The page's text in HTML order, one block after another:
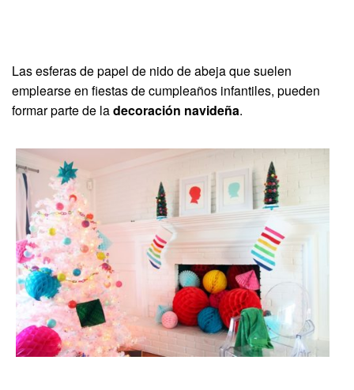
Las esferas de papel de nido de abeja que suelen
emplearse en fiestas de cumpleaños infantiles, pueden
formar parte de ladecoración navideña.